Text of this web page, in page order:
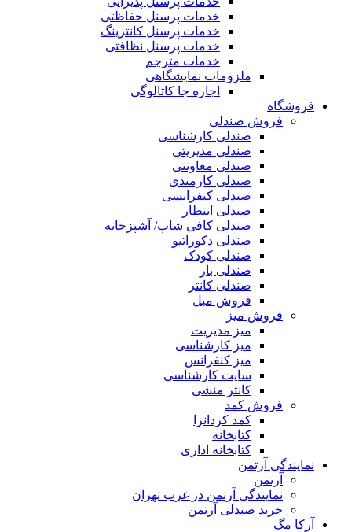
خدمات پرسنل حفاظتی
خدمات پرسنل کانترینگ
خدمات پرسنل نظافتی
خدمات مترجم
ملزومات نمایشگاهی
اجاره جا کاتالوگی
فروشگاه
فروش صندلی
صندلی کارشناسی
صندلی مدیریتی
صندلی معاونتی
صندلی کارمندی
صندلی کنفرانسی
صندلی انتظار
صندلی کافی شاپ/ آشپزخانه
صندلی دکوراتیو
صندلی کودک
صندلی بار
صندلی کانتر
فروش مبل
فروش میز
میز مدیریت
میز کارشناسی
میز کنفرانس
سایت کارشناسی
کانتر منشی
فروش کمد
کمد کردانزا
کتابخانه
کتابخانه اداری
نمایندگی آرتمن
آرتمن
نمایندگی آرتمن در غرب تهران
خرید صندلی آرتمن
آرکا مگ